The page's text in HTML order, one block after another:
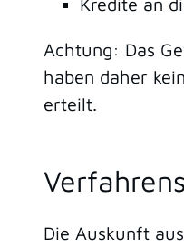
Achtung: Das
haben daher
erteilt.
Die Auskunft